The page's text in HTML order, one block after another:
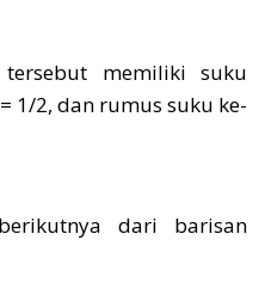
memiliki suku
1/2, dan rumus suku ke-
dari barisan